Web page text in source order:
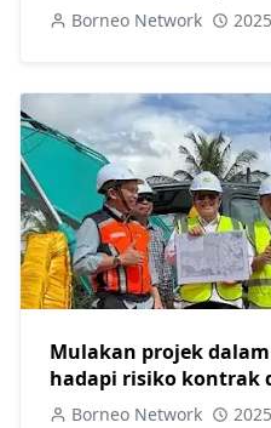
Borneo Network
Mulakan projek
hadapi risiko kontrak
Borneo Network